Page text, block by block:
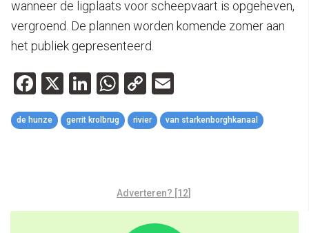
wanneer de ligplaats voor scheepvaart is opgeheven,
vergroend. De plannen worden komende zomer aan
het publiek gepresenteerd.
Facebook
X LinkedIn
WhatsApp
Copy
Link
de hunze gerrit krolbrug rivier van starkenborghkanaal
Adverteren? [12]